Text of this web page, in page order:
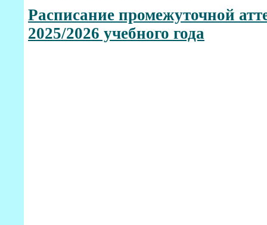
Расписание промежуточной
2025/2026 учебного года